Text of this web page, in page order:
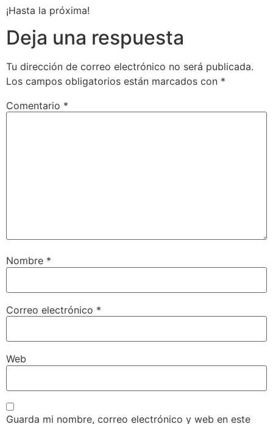
¡Hasta la próxima!
Deja una respuesta
Tu dirección de correo electrónico no será publicada.
Los campos obligatorios están marcados con *
Comentario *
Nombre *
Correo electrónico *
Web
Guarda mi nombre, correo electrónico y web en este